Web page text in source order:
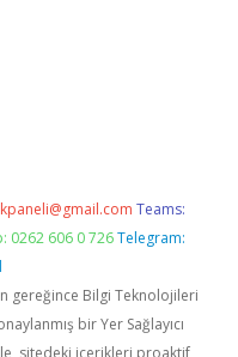
Teams:
0262 606 0 726 Telegram:
gereğince Bilgi Teknolojileri
bir Yer Sağlayıcı
sitedeki içerikleri proaktif